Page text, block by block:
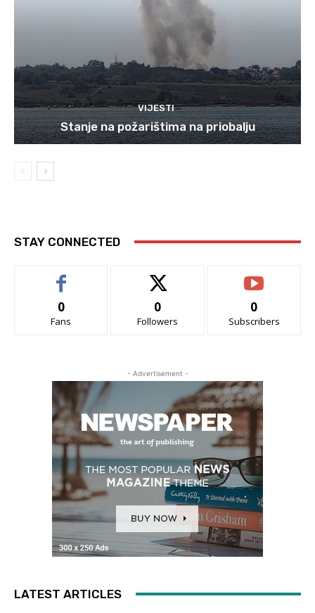
VIJESTI
Stanje na požarištima na priobalju
STAY CONNECTED
0
Fans
0
Followers
0
Subscribers
- Advertisement -
LATEST ARTICLES